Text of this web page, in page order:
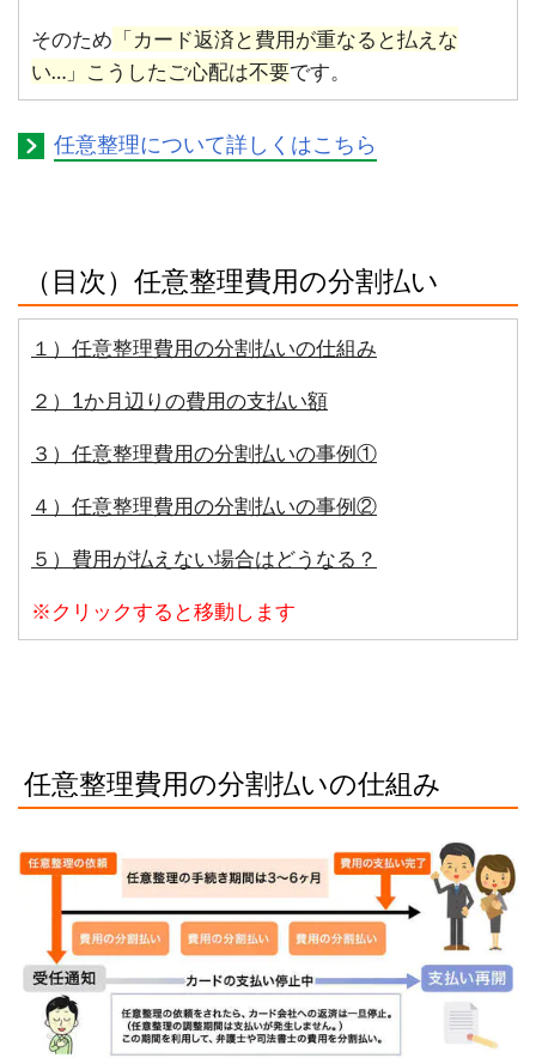
そのため 「カード返済と費用が重なると払えな
い…」こうしたご心配は不要です。
任意整理について詳しくはこちら
（目次）任意整理費用の分割払い
１）任意整理費用の分割払いの仕組み
２）1か月辺りの費用の支払い額
３）任意整理費用の分割払いの事例①
４）任意整理費用の分割払いの事例②
５）費用が払えない場合はどうなる？
※クリックすると移動します
任意整理費用の分割払いの仕組み